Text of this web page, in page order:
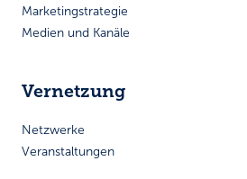
Marketingstrategie
Medien und Kanäle
Vernetzung
Netzwerke
Veranstaltungen